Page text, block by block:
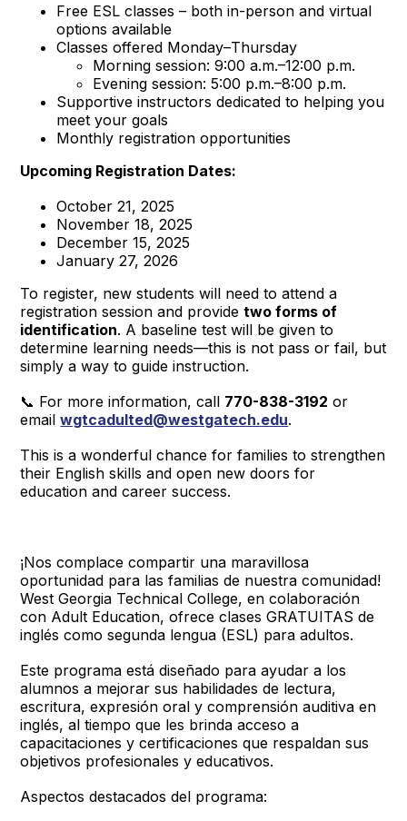
Free ESL classes – both in-person and virtual
options available
Classes offered Monday–Thursday
Morning session: 9:00 a.m.–12:00 p.m.
Evening session: 5:00 p.m.–8:00 p.m.
Supportive instructors dedicated to helping you
meet your goals
Monthly registration opportunities
Upcoming Registration Dates:
October 21, 2025
November 18, 2025
December 15, 2025
January 27, 2026
To register, new students will need to attend a
registration session and providetwo forms of
identification. A baseline test will be given to
determine learning needs—this is not pass or fail, but
simply a way to guide instruction.
📞 For more information, call 770-838-3192 or
emailwgtcadulted@westgatech.edu.
This is a wonderful chance for families to strengthen
their English skills and open new doors for
education and career success.
¡Nos complace compartir una maravillosa
oportunidad para las familias de nuestra comunidad!
West Georgia Technical College, en colaboración
con Adult Education, ofrece clases GRATUITAS de
inglés como segunda lengua (ESL) para adultos.
Este programa está diseñado para ayudar a los
alumnos a mejorar sus habilidades de lectura,
escritura, expresión oral y comprensión auditiva en
inglés, al tiempo que les brinda acceso a
capacitaciones y certificaciones que respaldan sus
objetivos profesionales y educativos.
Aspectos destacados del programa: